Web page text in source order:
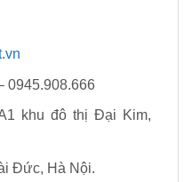
0945.908.666
khu đô thị Đại Kim,
Đức, Hà Nội.